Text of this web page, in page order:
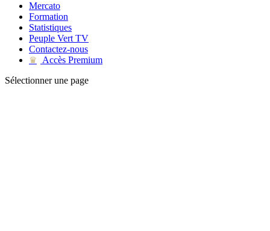
Mercato
Formation
Statistiques
Peuple Vert TV
Contactez-nous
♛
Accès Premium
Sélectionner une page